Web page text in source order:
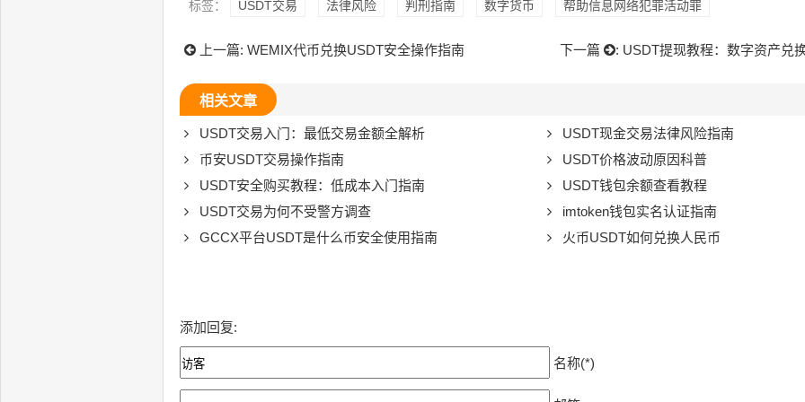
标签： USDT交易 法律风险 判刑指南 数字货币 帮助信息网络犯罪活动罪
上一篇: WEMIX代币兑换USDT安全操作指南 下一篇 : USDT提现教程：数字资产兑
相关文章
USDT交易入门：最低交易金额全解析
USDT现金交易法律风险指南
币安USDT交易操作指南
USDT价格波动原因科普
USDT安全购买教程：低成本入门指南
USDT钱包余额查看教程
USDT交易为何不受警方调查
imtoken钱包实名认证指南
GCCX平台USDT是什么币安全使用指南
火币USDT如何兑换人民币
添加回复:
名称(*)